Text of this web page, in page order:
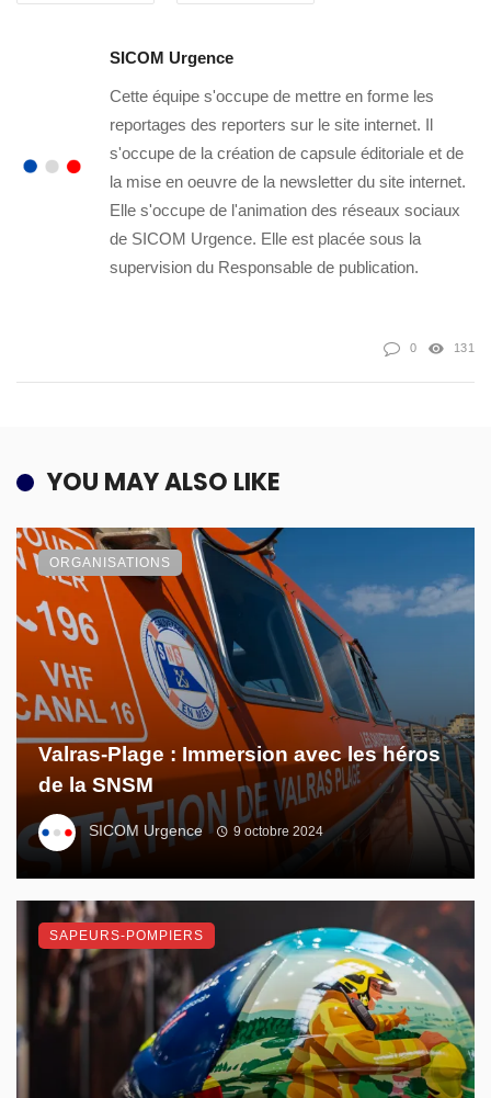
SICOM Urgence
Cette équipe s'occupe de mettre en forme les
reportages des reporters sur le site internet. Il
s'occupe de la création de capsule éditoriale et de
la mise en oeuvre de la newsletter du site internet.
Elle s'occupe de l'animation des réseaux sociaux
de SICOM Urgence. Elle est placée sous la
supervision du Responsable de publication.
0 131
YOU MAY ALSO LIKE
Valras-Plage : Immersion avec les héros
de la SNSM
SICOM Urgence 9 octobre 2024
ORGANISATIONS
SAPEURS-POMPIERS